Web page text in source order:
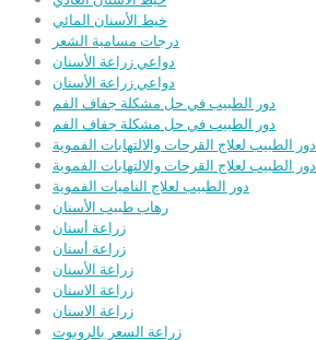
خيط الأسنان المائي
درجات مسامية الشعر
دواعي زراعة الأسنان
دواعي زراعة الأسنان
دور الطبيب في حل مشكلة جفاف الفم
دور الطبيب في حل مشكلة جفاف الفم
دور الطبيب لعلاج القرحات والالتهابات الفموية
دور الطبيب لعلاج القرحات والالتهابات الفموية
دور الطبيب لعلاج الناميات الفموية
رهاب طبيب الأسنان
زراعة أسنان
زراعة أسنان
زراعة الأسنان
زراعة الاسنان
زراعة الاسنان
زراعة السعر بالروبوت